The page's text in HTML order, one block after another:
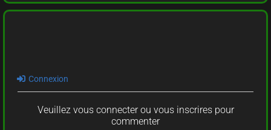
Connexion
Veuillez vous connecter ou vous inscrires pour
commenter